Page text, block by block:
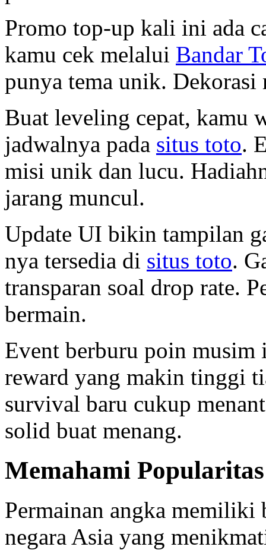
Promo top-up kali ini ada
kamu cek melalui Bandar
punya tema unik.
Buat leveling cepat, kamu
jadwalnya pada situs toto.
misi unik dan lucu.
jarang muncul.
Update UI bikin tampilan
nya tersedia di situs toto.
transparan soal drop rate.
bermain.
Event berburu poin
reward yang makin tinggi
survival baru cukup
solid buat menang.
Memahami
Permainan angka memiliki
negara Asia yang